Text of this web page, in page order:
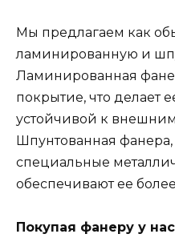
Мы предлагаем как
ламинированную и
Ламинированная
покрытие, что делает
устойчивой к
Шпунтованная
специальные
обеспечивают ее
Покупая фанеру у